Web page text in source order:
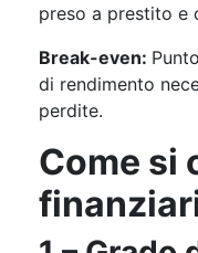
preso a prestito e
Break-even:
di rendimento
perdite.
Come si